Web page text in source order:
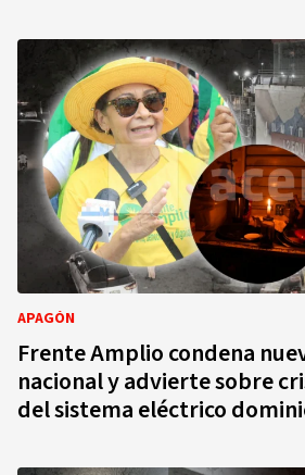
APAGÓN
Frente Amplio condena
nacional y advierte sobre
del sistema eléctrico